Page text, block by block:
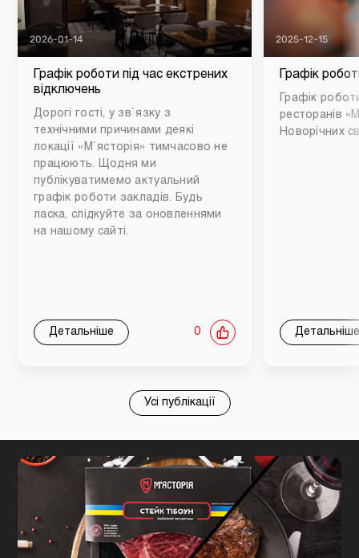
2026-01-14
Графік роботи під час екстрених
відключень
Дорогі гості, у зв`язку з
технічними причинами деякі
локації «М`ясторія» тимчасово не
працюють. Щодня ми
публікуватимемо актуальний
графік роботи закладів. Будь
ласка, слідкуйте за оновленнями
на нашому сайті.
Детальніше 0
2025-12-15
Графік
Графік
ресторанів
Новорічних
Детальніше
Усі публікації